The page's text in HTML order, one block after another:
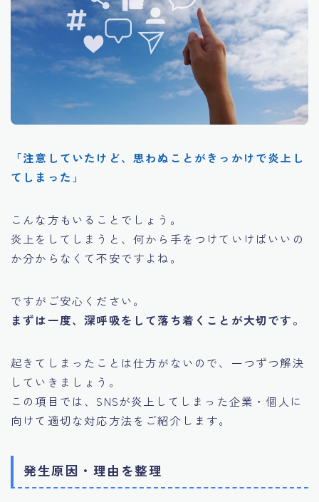
「注意していたけど、思わぬことがきっかけで炎上し
てしまった」
こんな方もいることでしょう。
炎上をしてしまうと、何から手をつけていけばいいの
か分からなくて不安ですよね。
ですがご安心ください。
まずは一度、深呼吸をして落ち着くことが大切です。
起きてしまったことは仕方がないので、一つずつ解決
していきましょう。
この項目では、SNSが炎上してしまった企業・個人に
向けて適切な対応方法をご紹介します。
発生原因・理由を整理